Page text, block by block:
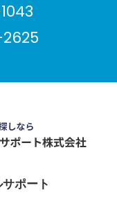
ポート